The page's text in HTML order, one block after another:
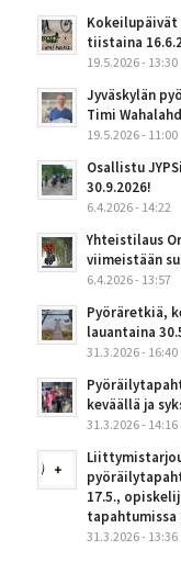
Kokeilupäivät
tiistaina
19.5.2026 - 13:30
Jyväskylän
Timi
19.5.2026 - 11:00
Osallistu
30.9.2026!
6.4.2026 - 14:22
Yhteistilaus
viimeistään
6.4.2026 - 13:57
Pyöräretkiä,
lauantaina
31.3.2026 - 16:40
keväällä ja
31.3.2026 - 14:16
17.5.,
tapahtumissa
31.3.2026 - 13:36